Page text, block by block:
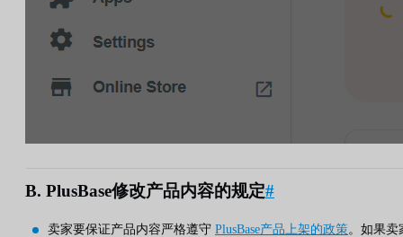
B. PlusBase修改产品内容的规定#
卖家要保证产品内容严格遵守 PlusBase产品上架的政策。如果卖